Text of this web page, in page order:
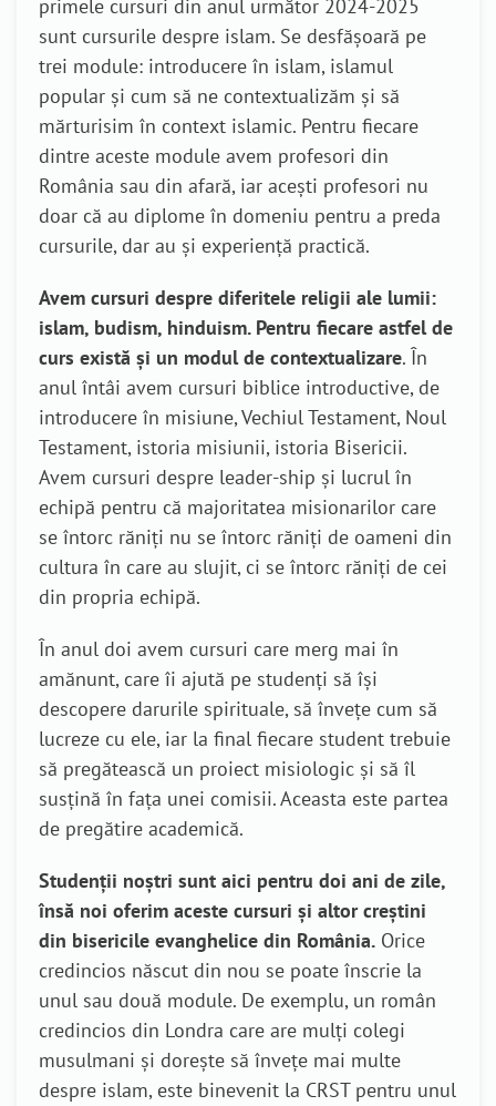
primele cursuri din anul următor 2024-2025
sunt cursurile despre islam. Se desfășoară pe
trei module: introducere în islam, islamul
popular și cum să ne contextualizăm și să
mărturisim în context islamic. Pentru fiecare
dintre aceste module avem profesori din
România sau din afară, iar acești profesori nu
doar că au diplome în domeniu pentru a preda
cursurile, dar au și experiență practică.
Avem cursuri despre diferitele religii ale lumii:
islam, budism, hinduism. Pentru fiecare astfel de
curs există și un modul de contextualizare. În
anul întâi avem cursuri biblice introductive, de
introducere în misiune, Vechiul Testament, Noul
Testament, istoria misiunii, istoria Bisericii.
Avem cursuri despre leader-ship și lucrul în
echipă pentru că majoritatea misionarilor care
se întorc răniți nu se întorc răniți de oameni din
cultura în care au slujit, ci se întorc răniți de cei
din propria echipă.
În anul doi avem cursuri care merg mai în
amănunt, care îi ajută pe studenți să își
descopere darurile spirituale, să învețe cum să
lucreze cu ele, iar la final fiecare student trebuie
să pregătească un proiect misiologic și să îl
susțină în fața unei comisii. Aceasta este partea
de pregătire academică.
Studenții noștri sunt aici pentru doi ani de zile,
însă noi oferim aceste cursuri și altor creștini
din bisericile evanghelice din România. Orice
credincios născut din nou se poate înscrie la
unul sau două module. De exemplu, un român
credincios din Londra care are mulți colegi
musulmani și dorește să învețe mai multe
despre islam, este binevenit la CRST pentru unul